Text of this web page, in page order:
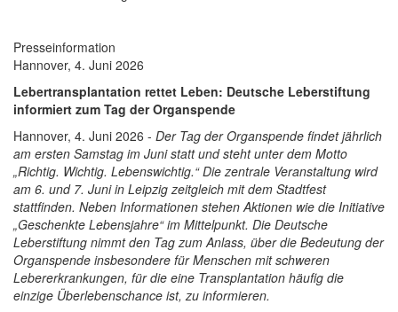
Presseinformation
Hannover, 4. Juni 2026
Lebertransplantation rettet Leben: Deutsche Leberstiftung
informiert zum Tag der Organspende
Hannover, 4. Juni 2026 - Der Tag der Organspende findet jährlich
am ersten Samstag im Juni statt und steht unter dem Motto
„Richtig. Wichtig. Lebenswichtig.“ Die zentrale Veranstaltung wird
am 6. und 7. Juni in Leipzig zeitgleich mit dem Stadtfest
stattfinden. Neben Informationen stehen Aktionen wie die Initiative
„Geschenkte Lebensjahre“ im Mittelpunkt. Die Deutsche
Leberstiftung nimmt den Tag zum Anlass, über die Bedeutung der
Organspende insbesondere für Menschen mit schweren
Lebererkrankungen, für die eine Transplantation häufig die
einzige Überlebenschance ist, zu informieren.